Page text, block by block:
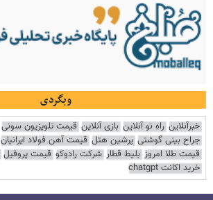
وبگردی
خبرآنلاین راه نو آنلاین بازی آنلاین قیمت تلویزیون سونی
جراح بینی گوشتی پرشین هتل قیمت آهن فولاد ایرانیان
قیمت طلا امروز بلیط قطار شرکت رادوکو قیمت پروفیل
خرید اکانت chatgpt